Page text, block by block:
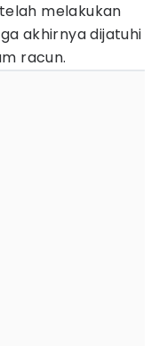
melakukan
akhirnya dijatuhi
racun.